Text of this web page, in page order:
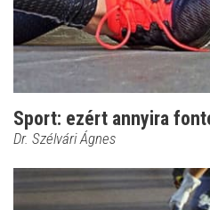
Sport: ezért annyira
Dr. Szélvári Ágnes